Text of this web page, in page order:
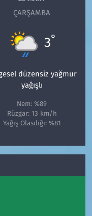
ÇARŞAMBA
3°
düzensiz yağmur
yağışlı
Nem: %89
Rüzgar: 13 km/h
Yağış Olasılığı: %81